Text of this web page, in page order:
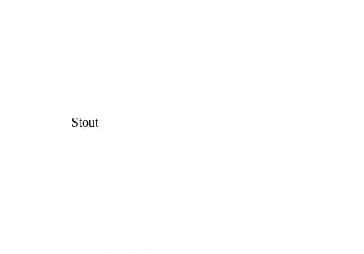
Stout